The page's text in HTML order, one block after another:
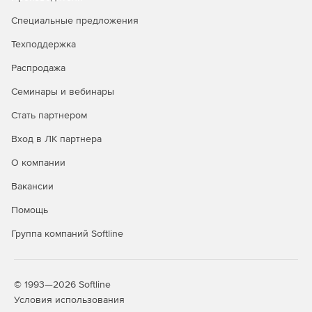
Специальные предложения
Техподдержка
Распродажа
Семинары и вебинары
Стать партнером
Вход в ЛК партнера
О компании
Вакансии
Помощь
Группа компаний Softline
© 1993—2026 Softline
Условия использования